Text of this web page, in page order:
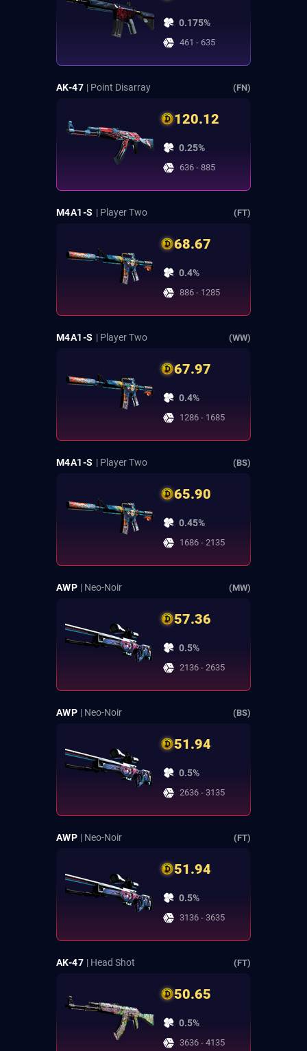
0.175%
461 - 635
AK-47 | Point Disarray (FN)
120.12
0.25%
636 - 885
M4A1-S | Player Two (FT)
68.67
0.4%
886 - 1285
M4A1-S | Player Two (WW)
67.97
0.4%
1286 - 1685
M4A1-S | Player Two (BS)
65.90
0.45%
1686 - 2135
AWP | Neo-Noir (MW)
57.36
0.5%
2136 - 2635
AWP | Neo-Noir (BS)
51.94
0.5%
2636 - 3135
AWP | Neo-Noir (FT)
51.94
0.5%
3136 - 3635
AK-47 | Head Shot (FT)
50.65
0.5%
3636 - 4135